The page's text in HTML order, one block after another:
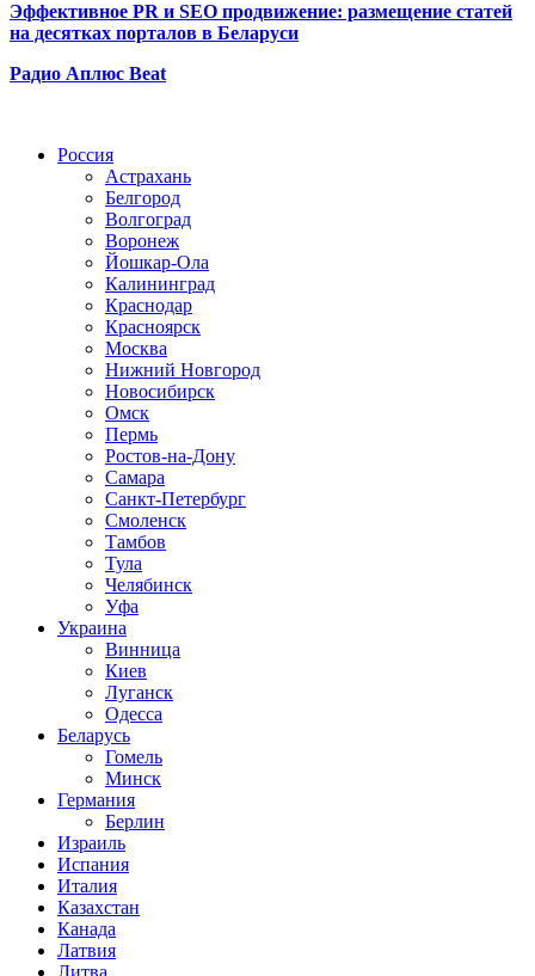
Эффективное PR и SEO продвижение: размещение статей
на десятках порталов в Беларуси
Радио Аплюс Beat
Россия
Астрахань
Белгород
Волгоград
Воронеж
Йошкар-Ола
Калининград
Краснодар
Красноярск
Москва
Нижний Новгород
Новосибирск
Омск
Пермь
Ростов-на-Дону
Самара
Санкт-Петербург
Смоленск
Тамбов
Тула
Челябинск
Уфа
Украина
Винница
Киев
Луганск
Одесса
Беларусь
Гомель
Минск
Германия
Берлин
Израиль
Испания
Италия
Казахстан
Канада
Латвия